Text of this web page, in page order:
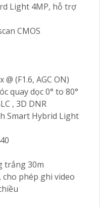
Light 4MP, hỗ trợ
CMOS
(F1.6, AGC ON)
quay dọc 0° to 80°
, 3D DNR
Smart Hybrid Light
trắng 30m
cho phép ghi video